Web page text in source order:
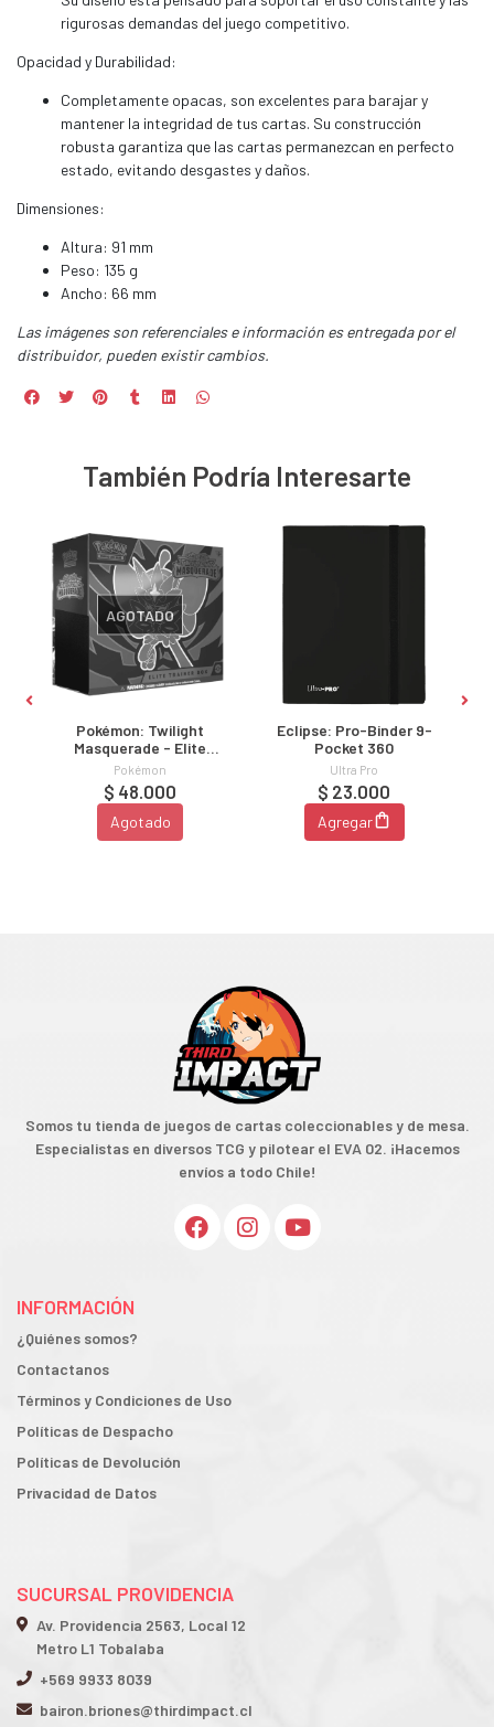
rigurosas demandas del juego competitivo.
Opacidad y Durabilidad:
Completamente opacas, son excelentes para barajar y
mantener la integridad de tus cartas. Su construcción
robusta garantiza que las cartas permanezcan en perfecto
estado, evitando desgastes y daños.
Dimensiones:
Altura: 91 mm
Peso: 135 g
Ancho: 66 mm
Las imágenes son referenciales e información es entregada por el
distribuidor, pueden existir cambios.
También Podría Interesarte
AGOTADO
Pokémon: Twilight
Masquerade - Elite
Trainer Box
Pokémon
$ 48.000
Agotado
Eclipse: Pro-Binder 9-
Pocket 360
Ultra Pro
$ 23.000
Agregar
Somos tu tienda de juegos de cartas coleccionables y de mesa.
Especialistas en diversos TCG y pilotear el EVA 02. ¡Hacemos
envíos a todo Chile!
INFORMACIÓN
¿Quiénes somos?
Contactanos
Términos y Condiciones de Uso
Políticas de Despacho
Políticas de Devolución
Privacidad de Datos
SUCURSAL PROVIDENCIA
Av. Providencia 2563, Local 12
Metro L1 Tobalaba
+569 9933 8039
bairon.briones@thirdimpact.cl